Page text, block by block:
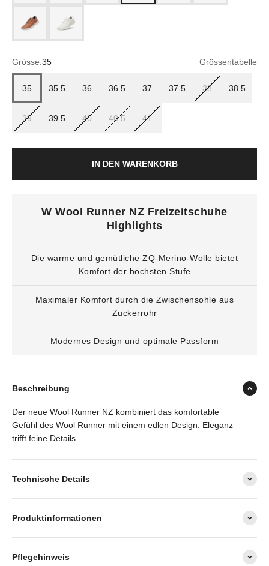
Grösse:35 Grössentabelle
35 35.5 36 36.5 37 37.5 38 38.5
39 39.5 40 40.5 41
IN DEN WARENKORB
W Wool Runner NZ Freizeitschuhe
Highlights
Die warme und gemütliche ZQ-Merino-Wolle bietet
Komfort der höchsten Stufe
Maximaler Komfort durch die Zwischensohle aus
Zuckerrohr
Modernes Design und optimale Passform
Beschreibung
Der neue Wool Runner NZ kombiniert das komfortable
Gefühl des Wool Runner mit einem edlen Design. Eleganz
trifft feine Details.
Technische Details
Produktinformationen
Pflegehinweis